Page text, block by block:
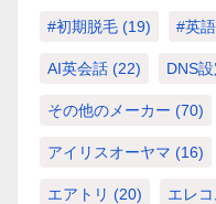
#初期脱毛 (19) #英
AI英会話 (22) DNS
その他のメーカー (70)
アイリスオーヤマ (16)
エアトリ (20) エレ